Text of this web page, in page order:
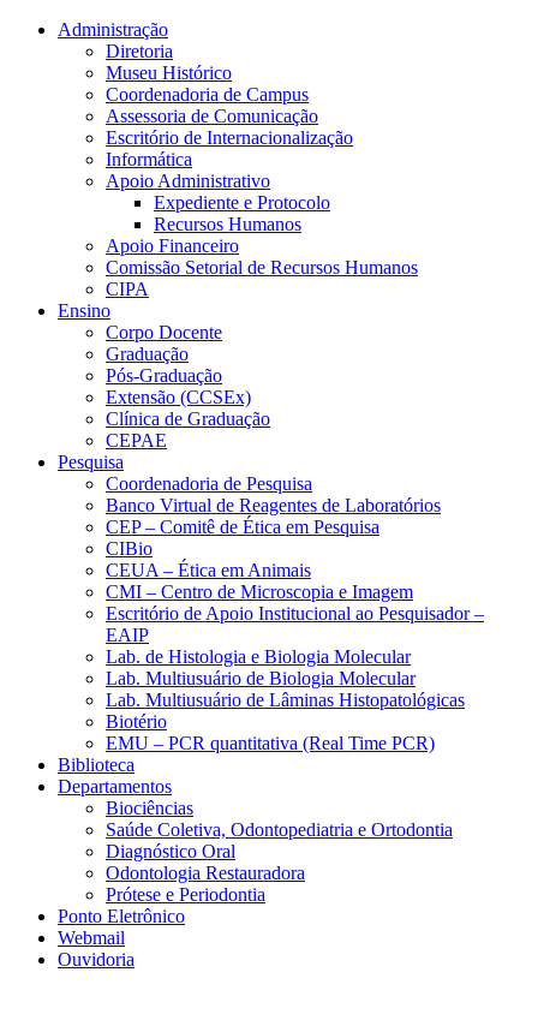
Conteúdo principal Menu principal
Administração
Diretoria
Museu Histórico
Coordenadoria de Campus
Assessoria de Comunicação
Escritório de Internacionalização
Informática
Apoio Administrativo
Expediente e Protocolo
Recursos Humanos
Apoio Financeiro
Comissão Setorial de Recursos Humanos
CIPA
Ensino
Corpo Docente
Graduação
Pós-Graduação
Extensão (CCSEx)
Clínica de Graduação
CEPAE
Pesquisa
Coordenadoria de Pesquisa
Banco Virtual de Reagentes de Laboratórios
CEP – Comitê de Ética em Pesquisa
CIBio
CEUA – Ética em Animais
CMI – Centro de Microscopia e Imagem
Escritório de Apoio Institucional ao Pesquisador –
EAIP
Lab. de Histologia e Biologia Molecular
Lab. Multiusuário de Biologia Molecular
Lab. Multiusuário de Lâminas Histopatológicas
Biotério
EMU – PCR quantitativa (Real Time PCR)
Biblioteca
Departamentos
Biociências
Saúde Coletiva, Odontopediatria e Ortodontia
Diagnóstico Oral
Odontologia Restauradora
Prótese e Periodontia
Ponto Eletrônico
Webmail
Ouvidoria